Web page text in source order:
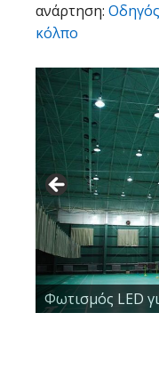
ανάρτηση:
κόλπο
Φωτισμός LED